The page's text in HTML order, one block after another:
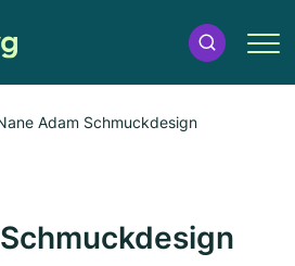
Adam Schmuckdesign